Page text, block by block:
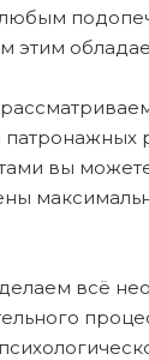
любым
этим
вы
всё